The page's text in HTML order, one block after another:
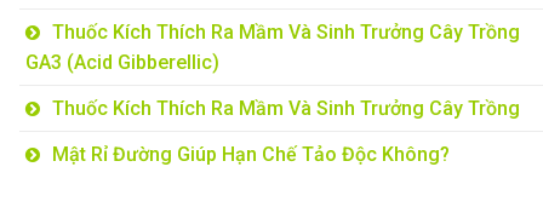
Thuốc Kích Thích Ra Mầm Và Sinh Trưởng Cây Trồng
GA3 (Acid Gibberellic)
Thuốc Kích Thích Ra Mầm Và Sinh Trưởng Cây Trồng
Mật Rỉ Đường Giúp Hạn Chế Tảo Độc Không?